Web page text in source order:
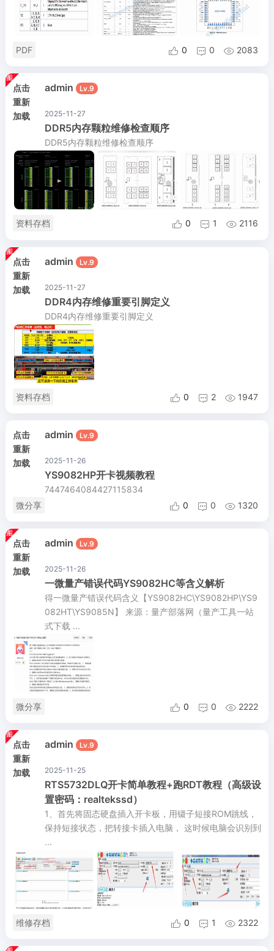
PDF  0  0  2083
点击
重新
加载
admin Lv.9
2025-11-27
DDR5内存颗粒维修检查顺序
DDR5内存颗粒维修检查顺序
资料存档  0  1  2116
点击
重新
加载
admin Lv.9
2025-11-27
DDR4内存维修重要引脚定义
DDR4内存维修重要引脚定义
资料存档  0  2  1947
点击
重新
加载
admin Lv.9
2025-11-26
YS9082HP开卡视频教程
7447464084427115834
微分享
 0  0  1320
点击
重新
加载
admin Lv.9
2025-11-26
一微量产错误代码YS9082HC等含义解析
得一微量产错误代码含义【YS9082HC\YS9082HP\YS9
082HT\YS9085N】 来源：量产部落网（量产工具一站
式下载 ...
微分享  0  0  2222
点击
重新
加载
admin Lv.9
2025-11-25
RTS5732DLQ开卡简单教程+跑RDT教程（高级设
置密码：realtekssd）
1、首先将固态硬盘插入开卡板，用镊子短接ROM跳线，
保持短接状态，把转接卡插入电脑， 这时候电脑会识别到
...
维修存档  0  1  2322